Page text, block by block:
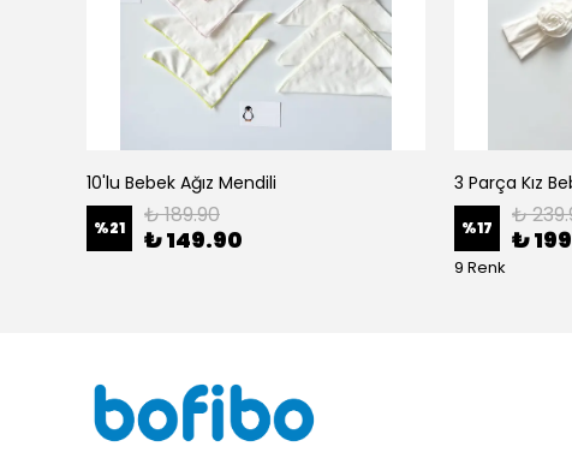
10'lu Bebek Ağız Mendili
%21 ₺ 189.90
₺ 149.90 %17 ₺
₺
9 Renk